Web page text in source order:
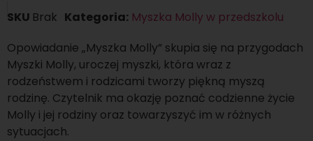
SKU Brak Kategoria: Myszka Molly w przedszkolu
Opowiadanie „Myszka Molly” skupia się na przygodach
Myszki Molly, uroczej myszki, która wraz z
rodzeństwem i rodzicami tworzy piękną myszą
rodzinę. Czytelnik ma okazję poznać codzienne życie
Molly i jej rodziny oraz towarzyszyć im w różnych
sytuacjach.